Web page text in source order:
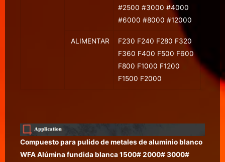
#2500 #3000 #4000
#6000 #8000 #12000
ALIMENTAR
F230 F240 F280 F320
F360 F400 F500 F600
F800 F1000 F1200
F1500 F2000
Compuesto para pulido de metales de aluminio blanco
WFA Alúmina fundida blanca 1500# 2000# 3000#